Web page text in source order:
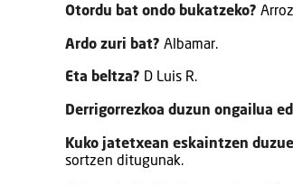
Otordu bat ondo bukatzeko?
Ardo zuri bat? Albamar.
Eta beltza? D Luis R.
Derrigorrezkoa duzun ongailua
Kuko jatetxean eskaintzen
sortzen ditugunak.